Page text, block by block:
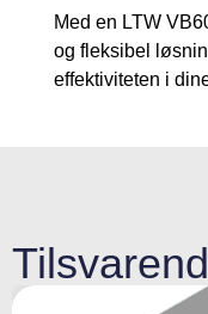
Med en LTW
og fleksibel
effektiviteten i